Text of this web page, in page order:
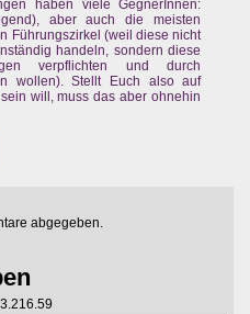
haben viele GegnerInnen:
aber auch die meisten
Führungszirkel (weil diese nicht
handeln, sondern diese
verpflichten und durch
wollen). Stellt Euch also auf
will, muss das aber ohnehin
abgegeben.